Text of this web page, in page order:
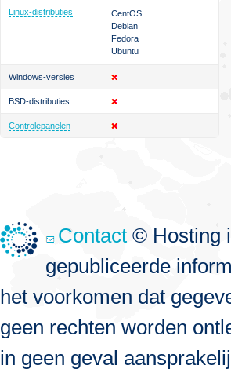
Linux-distributies
CentOS
Debian
Fedora
Ubuntu
Windows-versies
BSD-distributies
Controlepanelen
Contact © Hosting
gepubliceerde
het voorkomen dat
geen rechten worden
in geen geval